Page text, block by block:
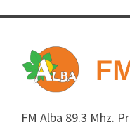
FM Alba 89.3 Mhz.